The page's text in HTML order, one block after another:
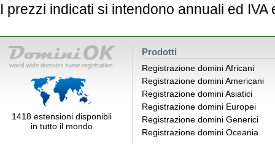
I prezzi indicati si intendono annuali ed IVA
1418 estensioni disponibli
in tutto il mondo
Prodotti
Registrazione domini Africani
Registrazione domini Americani
Registrazione domini Asiatici
Registrazione domini Europei
Registrazione domini Generici
Registrazione domini Oceania